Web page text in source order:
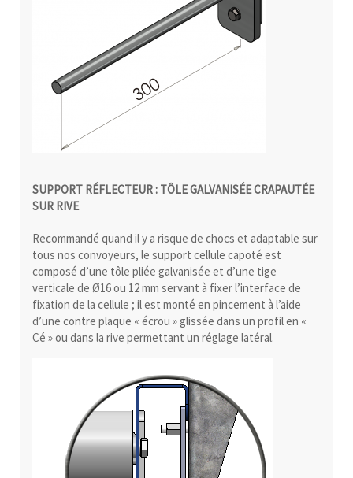
SUPPORT RÉFLECTEUR : TÔLE GALVANISÉE CRAPAUTÉE
SUR RIVE
Recommandé quand il y a risque de chocs et adaptable sur
tous nos convoyeurs, le support cellule capoté est
composé d’une tôle pliée galvanisée et d’une tige
verticale de Ø16 ou 12 mm servant à fixer l’interface de
fixation de la cellule ; il est monté en pincement à l’aide
d’une contre plaque « écrou » glissée dans un profil en «
Cé » ou dans la rive permettant un réglage latéral.